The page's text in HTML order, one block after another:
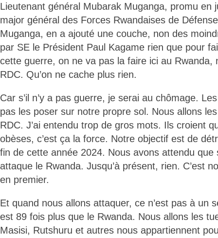
Lieutenant général Mubarak Muganga, promu en
major général des Forces Rwandaises de
Muganga, en a ajouté une couche, non des
par SE le Président Paul Kagame rien que pour
cette guerre, on ne va pas la faire ici au Rwanda,
RDC. Qu’on ne cache plus rien.
Car s’il n’y a pas guerre, je serai au chômage.
pas les poser sur notre propre sol. Nous allons
RDC. J’ai entendu trop de gros mots. Ils croient
obèses, c’est ça la force. Notre objectif est de
fin de cette année 2024. Nous avons attendu que
attaque le Rwanda. Jusqu’à présent, rien. C’est
en premier.
Et quand nous allons attaquer, ce n’est pas à un
est 89 fois plus que le Rwanda. Nous allons les
Masisi, Rutshuru et autres nous appartiennent